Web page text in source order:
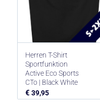
Herren T-Shirt
Sportfunktion
Active Eco Sports
CTo | Black White
€ 39,95